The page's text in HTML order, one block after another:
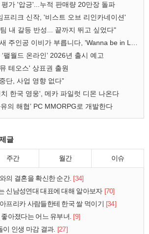
가 '압긍'...누적 판매량 20만장 돌파
프리크 신작, '비스트 오브 리인카네이션'
내 갈등 반성... 끝까지 뛰고 싶었다"
스텔라 블레이드 새 주인공 이비가 부릅니다, 'Wanna be in LOVE' 뮤비 공개
팰월드 온라인’ 2026년 출시 예고
테오스' 상표권 출원
단, 사업 영향 없다”
한국 영웅', 메카 파일럿 디몬 나온다
의 해협’ PC MMORPG로 개발한다
글
주간 월간 이슈
의 결혼을 확신한 순간. [34]
신남성연대 대표에 대해 알아보자 [70]
프리카 사람들한테 한국 쌀 먹이기
[34]
아졌다는 어느 유부녀. [9]
이 인생 마감 결과. [27]